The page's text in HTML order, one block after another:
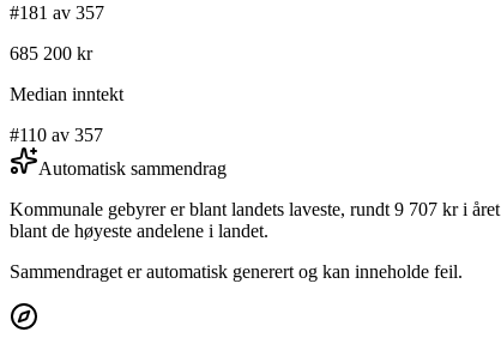
#181 av 357
685 200 kr
Median inntekt
#110 av 357
Automatisk sammendrag
Kommunale gebyrer er blant landets laveste, rundt 9 707 kr i
blant de høyeste andelene i landet.
Sammendraget er automatisk generert og kan inneholde feil.